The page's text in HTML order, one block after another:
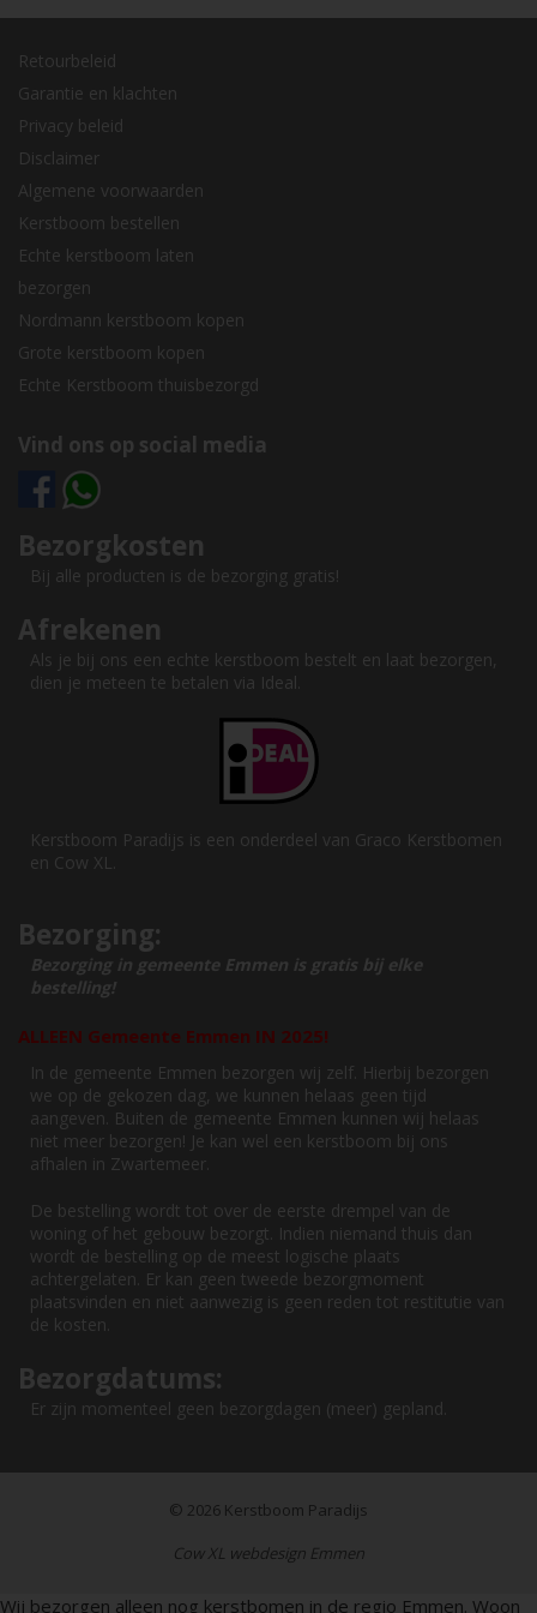
Retourbeleid
Garantie en klachten
Privacy beleid
Disclaimer
Algemene voorwaarden
Kerstboom bestellen
Echte kerstboom laten
bezorgen
Nordmann kerstboom kopen
Grote kerstboom kopen
Echte Kerstboom thuisbezorgd
Vind ons op social media
Bezorgkosten
Bij alle producten is de bezorging gratis!
Afrekenen
Als je bij ons een echte kerstboom bestelt en laat bezorgen,
dien je meteen te betalen via Ideal.
Kerstboom Paradijs is een onderdeel van Graco Kerstbomen
en Cow XL.
Bezorging:
Bezorging in gemeente Emmen is gratis bij elke
bestelling!
ALLEEN Gemeente Emmen IN 2025!
In de gemeente Emmen bezorgen wij zelf. Hierbij bezorgen
we op de gekozen dag, we kunnen helaas geen tijd
aangeven. Buiten de gemeente Emmen kunnen wij helaas
niet meer bezorgen! Je kan wel een kerstboom bij ons
afhalen in Zwartemeer.
De bestelling wordt tot over de eerste drempel van de
woning of het gebouw bezorgt. Indien niemand thuis dan
wordt de bestelling op de meest logische plaats
achtergelaten. Er kan geen tweede bezorgmoment
plaatsvinden en niet aanwezig is geen reden tot restitutie van
de kosten.
Bezorgdatums:
Er zijn momenteel geen bezorgdagen (meer) gepland.
© 2026 Kerstboom Paradijs
Cow XL webdesign Emmen
Wij bezorgen alleen nog kerstbomen in de regio Emmen. Woon